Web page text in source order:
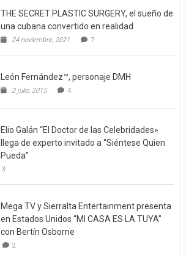
THE SECRET PLASTIC SURGERY, el sueño de
una cubana convertido en realidad
24 noviembre, 2021 7
León Fernández™, personaje DMH
2 julio, 2015 4
Elio Galán “El Doctor de las Celebridades»
llega de experto invitado a “Siéntese Quien
Pueda”
3
Mega TV y Sierralta Entertainment presenta
en Estados Unidos “MI CASA ES LA TUYA”
con Bertín Osborne
2